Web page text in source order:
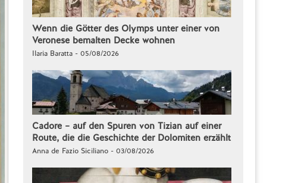
Wenn die Götter des Olymps unter einer von
Veronese bemalten Decke wohnen
Ilaria Baratta - 05/08/2026
Cadore – auf den Spuren von Tizian auf einer
Route, die die Geschichte der Dolomiten erzählt
Anna de Fazio Siciliano - 03/08/2026